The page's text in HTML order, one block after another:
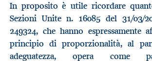
In proposito è utile ricordare
Sezioni Unite n. 16085 del 31/03/
249324, che hanno espressamente
principio di proporzionalità, al
adeguatezza, opera come